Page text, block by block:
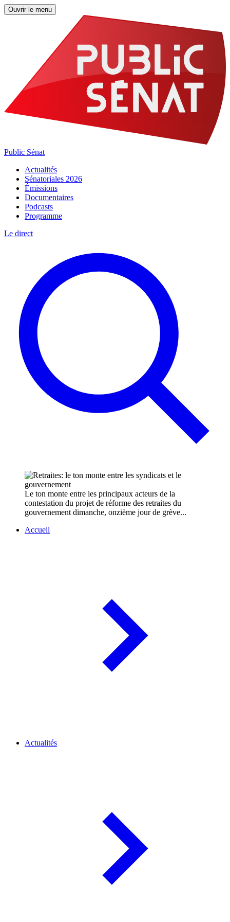
Ouvrir le menu
Public Sénat
Actualités
Sénatoriales 2026
Émissions
Documentaires
Podcasts
Programme
Le direct
Le ton monte entre les principaux acteurs de la
contestation du projet de réforme des retraites du
gouvernement dimanche, onzième jour de grève...
Accueil
Actualités